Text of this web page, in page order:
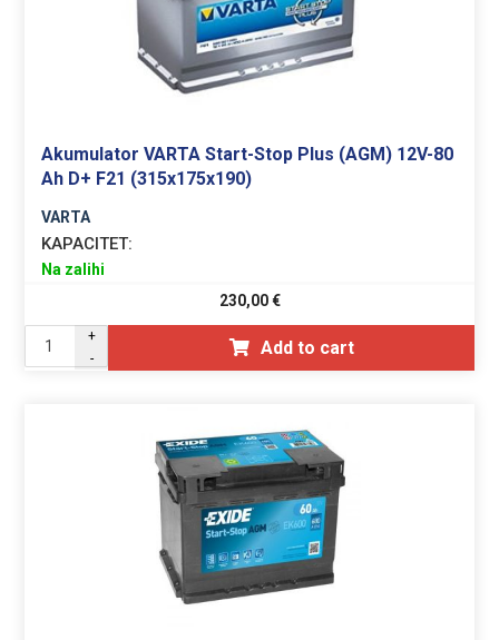
Akumulator VARTA Start-Stop Plus (AGM) 12V-80
Ah D+ F21 (315x175x190)
VARTA
KAPACITET:
Na zalihi
230,00€
+
-
Add to cart